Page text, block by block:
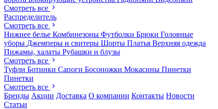
Смотреть все
Распределитель
Смотреть все
Нижнее белье Комбинезоны Футболки Брюки Головные
уборы Джемперы и свитеры Шорты Платья Верхняя одежда
Пижамы, халаты Рубашки и блузы
Смотреть все
Туфли Ботинки Сапоги Босоножки Мокасины Пинетки
Пинетки
Смотреть все
Бренды Акции Доставка О компании Контакты Новости
Статьи